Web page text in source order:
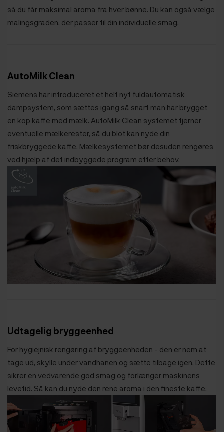
så du får maksimal aroma fra hver bønne. Du kan også vælge
malingsgraden, der passer til din individuelle smag.
AutoMilk Clean
Siemens har introduceret et helt nyt fuldautomatisk
dampsystem, som sættes igang så snart man har brygget
en kop kaffe med mælk. AutoMilk Clean systemet fjerner
eventuelle mælkerester, så du blot kan nyde din
friskbryggede kaffe. Mælkesystemet bør desuden rengøres
ved hjælp af det indbyggede program efter behov.
Udtagelig bryggeenhed
For hygiejnisk rengøring af bryggeenheden - den er nem at
tage ud, skylle under vandhanen og sætte tilbage igen. Dette
sikrer en vedvarende god smag og forlænger maskinens
levetid. Så kan du nyde den rene aroma i den fineste kaffe.